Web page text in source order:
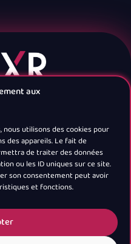
aux
utilisons des cookies pour
des appareils. Le fait de
de traiter des données
ou les ID uniques sur ce site.
son consentement peut avoir
et fonctions.